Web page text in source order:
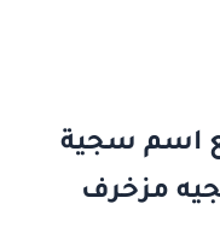
اسم سجية
مزخرف